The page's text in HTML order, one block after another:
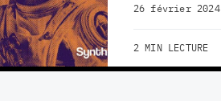
26 février 2024
2 MIN LECTURE